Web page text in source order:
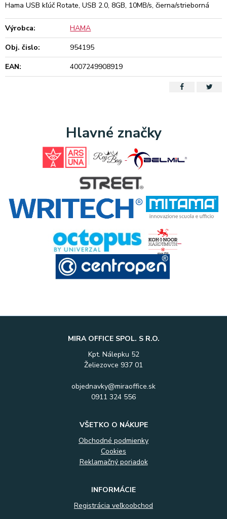
Hama USB kľúč Rotate, USB 2.0, 8GB, 10MB/s, čierna/strieborná
Výrobca:
HAMA
Obj. čislo:
954195
EAN:
4007249908919
Hlavné značky
MIRA OFFICE SPOL. S R.O.
Kpt. Nálepku 52
Želiezovce 937 01
objednavky@miraoffice.sk
0911 324 556
VŠETKO O NÁKUPE
Obchodné podmienky
Cookies
Reklamačný poriadok
INFORMÁCIE
Registrácia veľkoobchod